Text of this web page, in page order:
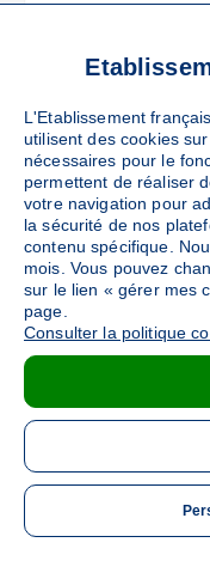
Collecte Mobile
LORIENT(2 Rue le
Collecte Mobile
Le mercredi 14
L'Etablissement
utilisent des cookies
nécessaires pour le
permettent de réaliser
votre navigation pour
la sécurité de nos
contenu spécifique.
mois. Vous pouvez
sur le lien « gérer mes
page.
Consulter la politique